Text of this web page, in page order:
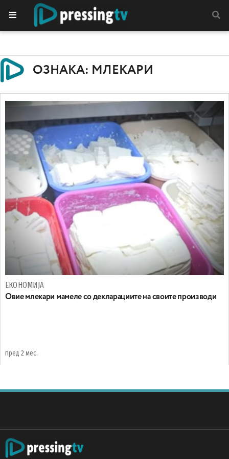
ОЗНАКА: МЛЕКАРИ
ЕКОНОМИЈА
Oвие млекари мамеле со декларациите на своите производи
пред 2 мес.